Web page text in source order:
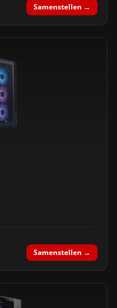
Samenstellen →
Samenstellen →